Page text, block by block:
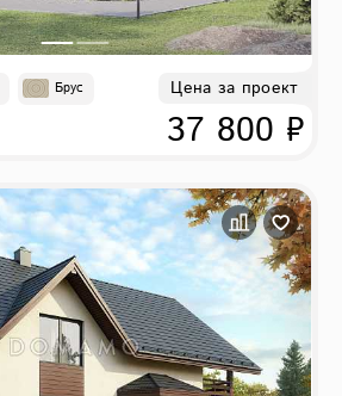
Брус Цена за проект
37 800 ₽